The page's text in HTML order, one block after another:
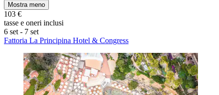
Mostra meno
103 €
tasse e oneri inclusi
6 set - 7 set
Fattoria La Principina Hotel & Congress